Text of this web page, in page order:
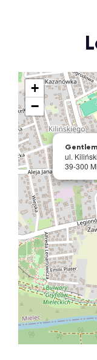
ul.
39-300
+
−